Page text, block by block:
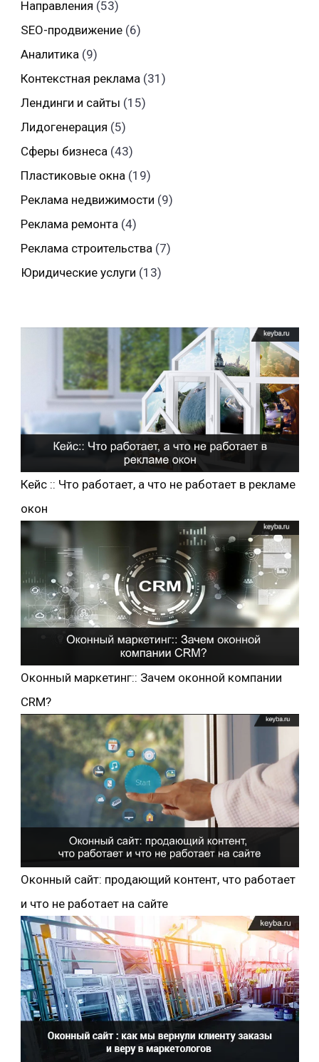
Направления (53)
SEO-продвижение(6)
Аналитика(9)
Контекстная реклама(31)
Лендинги и сайты (15)
Лидогенерация (5)
Сферы бизнеса(43)
Пластиковые окна(19)
Реклама недвижимости (9)
Реклама ремонта(4)
Реклама строительства(7)
Юридические услуги (13)
Кейс :: Что работает, а что не работает в рекламе
окон
Оконный маркетинг:: Зачем оконной компании
CRM?
Оконный сайт: продающий контент, что работает
и что не работает на сайте